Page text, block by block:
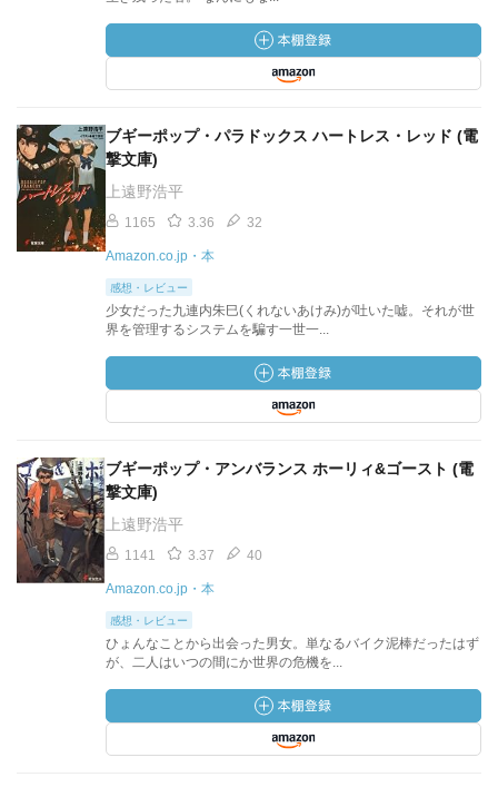
ブギーポップ・パラドックス ハートレス・レッド (電
撃文庫)
上遠野浩平
1165 3.36 32
Amazon.co.jp・本
感想・レビュー
少女だった九連内朱巳(くれないあけみ)が吐いた嘘。それが世
界を管理するシステムを騙す一世一...
ブギーポップ・アンバランス ホーリィ&ゴースト (電
撃文庫)
上遠野浩平
1141 3.37 40
Amazon.co.jp・本
感想・レビュー
ひょんなことから出会った男女。単なるバイク泥棒だったはず
が、二人はいつの間にか世界の危機を...